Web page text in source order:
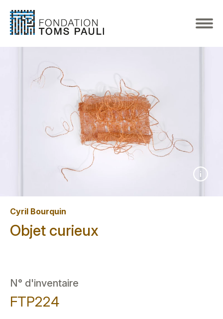
Cyril Bourquin
Objet curieux
N° d'inventaire
FTP224